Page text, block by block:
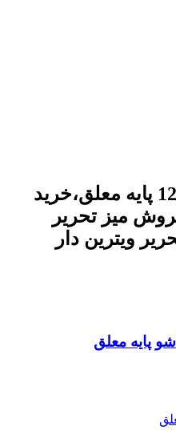
میز تحریر ویترین دار 120 پایه معلق،خرید
میز تحریر
ویترین دار
پایه معلق